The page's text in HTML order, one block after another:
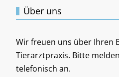
Über uns
Wir freuen uns über Ihren
Tierarztpraxis. Bitte
telefonisch an.